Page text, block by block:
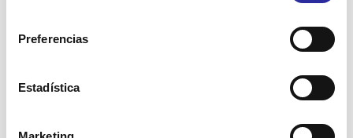
Preferencias
Estadística